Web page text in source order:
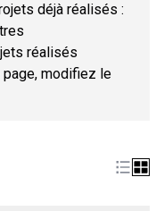
déjà réalisés :
réalisés
page, modifiez le